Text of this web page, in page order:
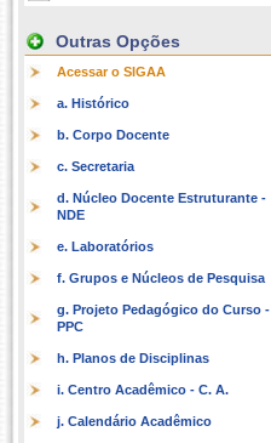
Outras Opções
Acessar o SIGAA
a. Histórico
b. Corpo Docente
c. Secretaria
d. Núcleo Docente Estruturante -
NDE
e. Laboratórios
f. Grupos e Núcleos de Pesquisa
g. Projeto Pedagógico do Curso -
PPC
h. Planos de Disciplinas
i. Centro Acadêmico - C. A.
j. Calendário Acadêmico